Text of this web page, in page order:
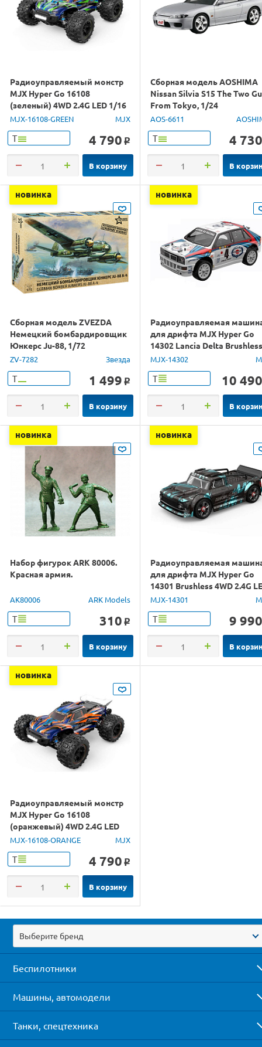
Радиоуправляемый монстр
MJX Hyper Go 16108
(зеленый) 4WD 2.4G LED 1/16
RTR
MJX-16108-GREEN MJX
Т 4 790 o
В корзину
Сборная модель AOSHIMA
Nissan Silvia S15 The Two
From Tokyo, 1/24
AOS-6611
Т 4 730
В
новинка
Сборная модель ZVEZDA
Немецкий бомбардировщик
Юнкерс Ju-88, 1/72
ZV-7282 Звезда
Т 1 499 o
В корзину
новинка
Радиоуправляемая
для дрифта MJX Hyper Go
14302 Lancia Delta Brushless
4WD 2.4G LED 1/14 RTR
MJX-14302
Т 10 490
В
новинка
Набор фигурок ARK 80006.
Красная армия.
AK80006 ARK Models
Т 310 o
В корзину
новинка
Радиоуправляемая
для дрифта MJX Hyper Go
14301 Brushless 4WD 2.4G
1/14 RTR
MJX-14301
Т 9 990
В
новинка
Радиоуправляемый монстр
MJX Hyper Go 16108
(оранжевый) 4WD 2.4G LED
1/16 RTR
MJX-16108-ORANGE MJX
Т 4 790 o
В корзину
Выберите бренд
Беспилотники
Машины, автомодели
Танки, спецтехника